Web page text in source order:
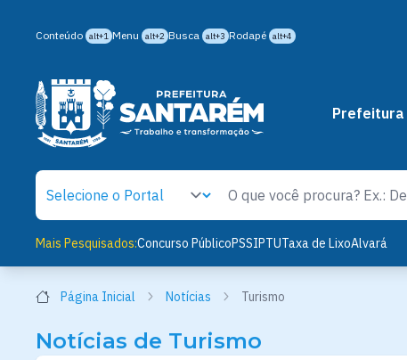
Conteúdo alt+1 Menu alt+2 Busca alt+3 Rodapé alt+4
Prefeitura
Mais Pesquisados:Concurso PúblicoPSSIPTUTaxa de LixoAlvará
Página Inicial Notícias Turismo
Notícias de Turismo